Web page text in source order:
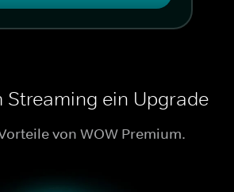
Streaming ein Upgrade
von WOW Premium.